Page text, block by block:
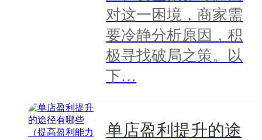
对这一困境，商家需
要冷静分析原因，积
极寻找破局之策。以
下…
单店盈利提升的途